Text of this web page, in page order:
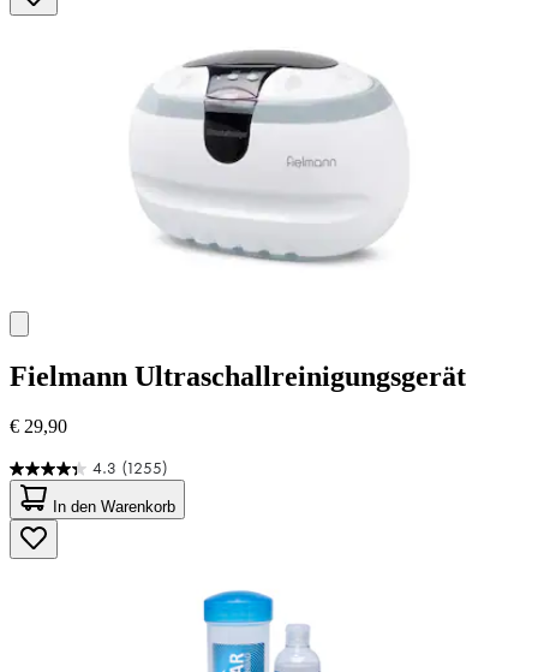
Fielmann Ultraschallreinigungsgerät
€ 29,90
4.3 (1255)
4.3
von
5
Sternen.
1255
In den Warenkorb